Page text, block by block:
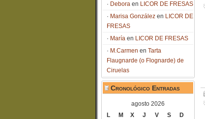
Debora en LICOR DE FRESAS
Marisa González en LICOR DE
FRESAS
María en LICOR DE FRESAS
M.Carmen en Tarta
Flaugnarde (o Flognarde) de
Ciruelas
Cronológico Entradas
agosto 2026
L
M X J V S
D